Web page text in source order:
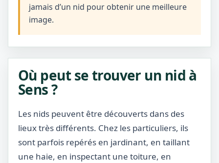
jamais d’un nid pour obtenir une meilleure
image.
Où peut se trouver un nid à
Sens ?
Les nids peuvent être découverts dans des
lieux très différents. Chez les particuliers, ils
sont parfois repérés en jardinant, en taillant
une haie, en inspectant une toiture, en